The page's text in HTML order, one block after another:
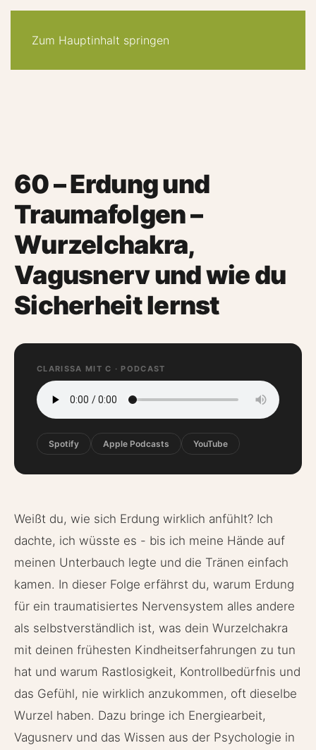
Zum Hauptinhalt springen
60 – Erdung und
Traumafolgen –
Wurzelchakra,
Vagusnerv und wie du
Sicherheit lernst
CLARISSA MIT C · PODCAST
Spotify Apple Podcasts YouTube
Weißt du, wie sich Erdung wirklich anfühlt? Ich
dachte, ich wüsste es - bis ich meine Hände auf
meinen Unterbauch legte und die Tränen einfach
kamen. In dieser Folge erfährst du, warum Erdung
für ein traumatisiertes Nervensystem alles andere
als selbstverständlich ist, was dein Wurzelchakra
mit deinen frühesten Kindheitserfahrungen zu tun
hat und warum Rastlosigkeit, Kontrollbedürfnis und
das Gefühl, nie wirklich anzukommen, oft dieselbe
Wurzel haben. Dazu bringe ich Energiearbeit,
Vagusnerv und das Wissen aus der Psychologie in